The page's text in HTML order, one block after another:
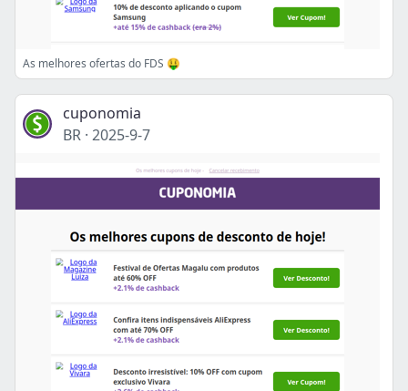
As melhores ofertas do FDS 🤑
cuponomia
BR · 2025-9-7